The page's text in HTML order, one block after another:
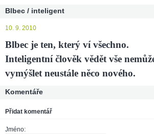
Blbec / inteligent
10. 9. 2010
Blbec je ten, který ví všechno.
Inteligentní člověk vědět vše
vymýšlet neustále něco nového.
Komentáře
Přidat komentář
Jméno: